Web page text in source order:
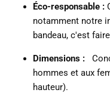
Éco-responsable :
notamment notre
bandeau, c'est
Dimensions :
hommes et aux
hauteur).